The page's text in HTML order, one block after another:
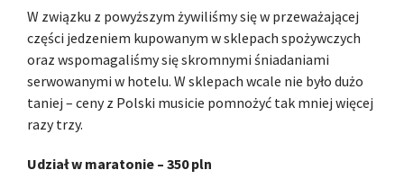
W związku z powyższym żywiliśmy się w przeważającej
części jedzeniem kupowanym w sklepach spożywczych
oraz wspomagaliśmy się skromnymi śniadaniami
serwowanymi w hotelu. W sklepach wcale nie było dużo
taniej – ceny z Polski musicie pomnożyć tak mniej więcej
razy trzy.
Udział w maratonie – 350 pln